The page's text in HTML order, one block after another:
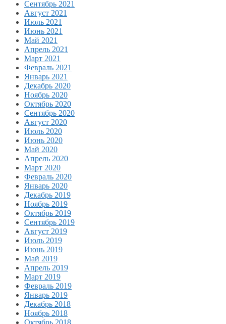
Сентябрь 2021
Август 2021
Июль 2021
Июнь 2021
Май 2021
Апрель 2021
Март 2021
Февраль 2021
Январь 2021
Декабрь 2020
Ноябрь 2020
Октябрь 2020
Сентябрь 2020
Август 2020
Июль 2020
Июнь 2020
Май 2020
Апрель 2020
Март 2020
Февраль 2020
Январь 2020
Декабрь 2019
Ноябрь 2019
Октябрь 2019
Сентябрь 2019
Август 2019
Июль 2019
Июнь 2019
Май 2019
Апрель 2019
Март 2019
Февраль 2019
Январь 2019
Декабрь 2018
Ноябрь 2018
Октябрь 2018